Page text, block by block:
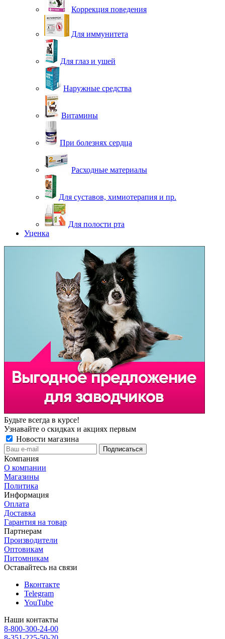
Коррекция поведения
Для иммунитета
Для глаз и ушей
Наружные средства
Витамины
При болезнях сердца
Расходные материалы
Для суставов, химиотерапия и пр.
Для полости рта
Уценка
Будьте всегда в курсе!
Узнавайте о скидках и акциях первым
Новости магазина
Компания
О компании
Магазины
Политика
Информация
Оплата
Доставка
Гарантия на товар
Партнерам
Производители
Оптовикам
Питомникам
Оставайтесь на связи
Вконтакте
Telegram
YouTube
Наши контакты
8-800-300-24-00